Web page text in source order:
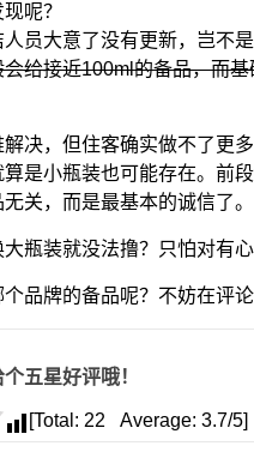
呢？
员大意了没有更新，岂不
给接近100ml的备品，而
决，但住客确实做不了更
是小瓶装也可能存在。前
关，而是最基本的诚信了。
瓶装就没法撸？只怕对有
品牌的备品呢？不妨在评论
五星好评哦！
[Total: 22 Average: 3.7/5]